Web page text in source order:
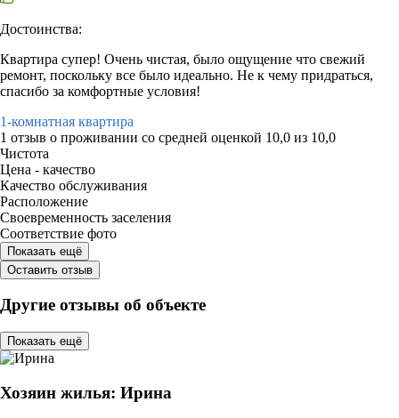
Достоинства:
Квартира супер! Очень чистая, было ощущение что свежий
ремонт, поскольку все было идеально. Не к чему придраться,
спасибо за комфортные условия!
1-комнатная квартира
1 отзыв о проживании со средней оценкой 10,0 из 10,0
Чистота
Цена - качество
Качество обслуживания
Расположение
Своевременность заселения
Соответствие фото
Показать ещё
Оставить отзыв
Другие отзывы об объекте
Показать ещё
Хозяин жилья: Ирина